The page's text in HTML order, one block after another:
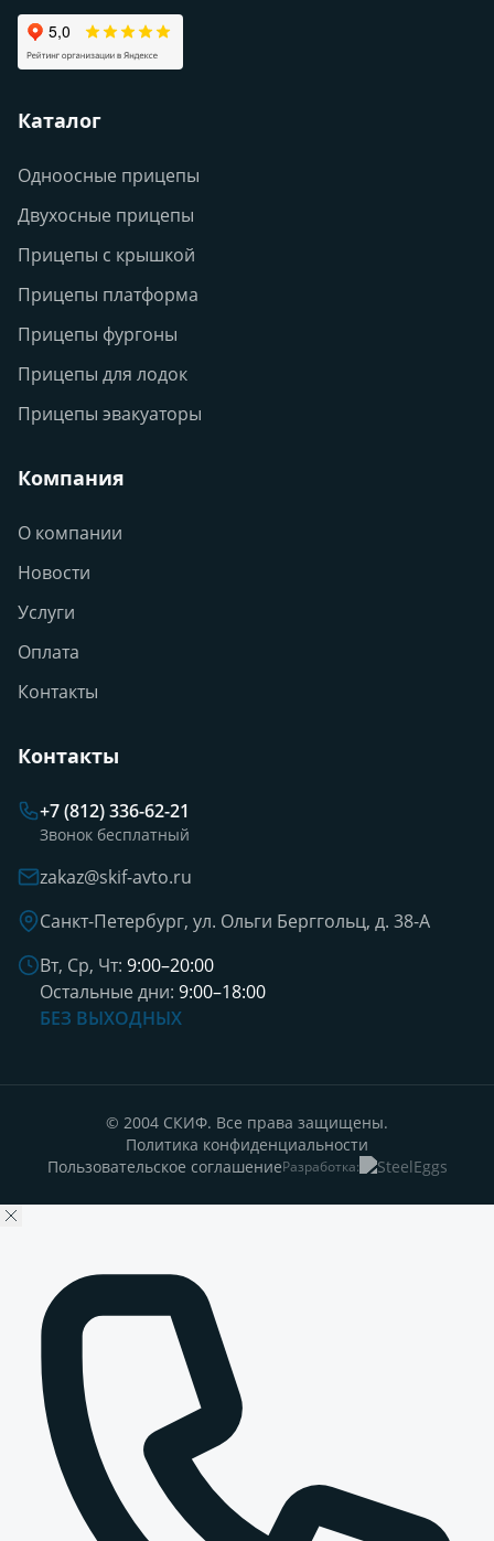
Каталог
Одноосные прицепы
Двухосные прицепы
Прицепы с крышкой
Прицепы платформа
Прицепы фургоны
Прицепы для лодок
Прицепы эвакуаторы
Компания
О компании
Новости
Услуги
Оплата
Контакты
Контакты
+7 (812) 336-62-21
Звонок бесплатный
zakaz@skif-avto.ru
Санкт-Петербург, ул. Ольги Берггольц, д. 38-А
Вт, Ср, Чт: 9:00–20:00
Остальные дни: 9:00–18:00
БЕЗ ВЫХОДНЫХ
© 2004 СКИФ. Все права защищены.
Политика конфиденциальности
Пользовательское соглашениеРазработка: